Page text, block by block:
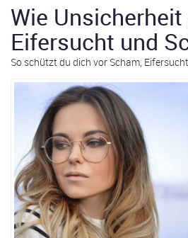
Wie Unsicherheit
Eifersucht und
So schützt du dich vor Scham,